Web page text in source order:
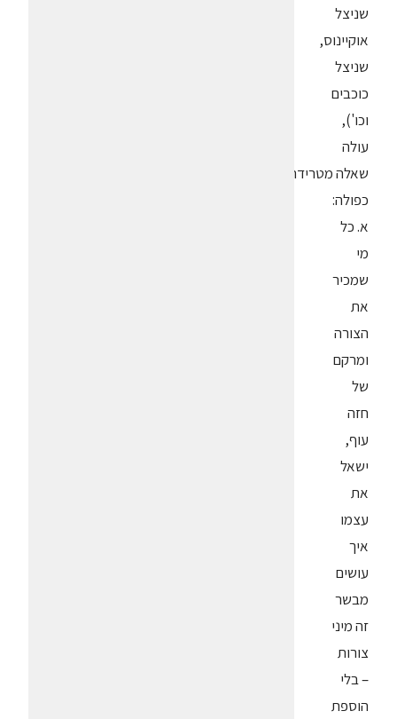
שניצל
אוקיינוס,
שניצל
כוכבים
וכו'),
עולה
שאלה מטרידה
כפולה:
א. כל
מי
שמכיר
את
הצורה
ומרקם
של
חזה
עוף,
ישאל
את
עצמו
איך
עושים
מבשר
זה מיני
צורות
– בלי
הוספת